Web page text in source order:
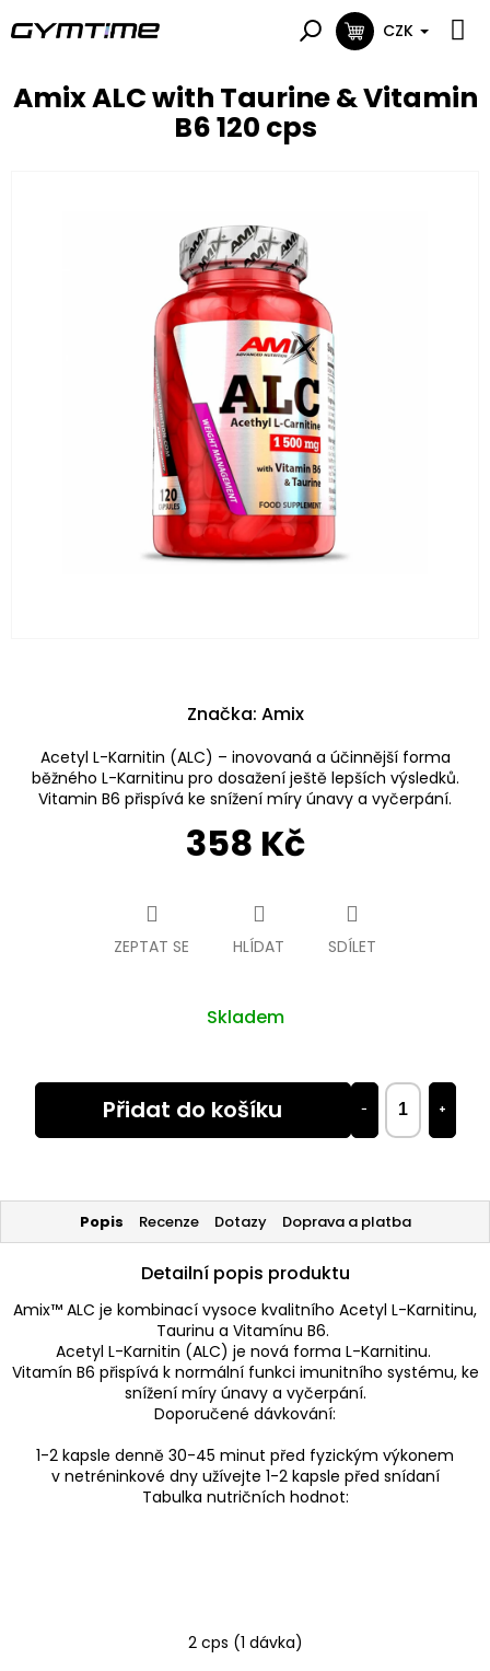
na
NÁKUPNÍ
CZK
Amix ALC with Taurine & Vitamin
B6 120 cps
358 Kč
Skladem
+
−
Přidat do košíku
Acetyl L-Karnitin (ALC) – inovovaná a účinnější forma
běžného L-Karnitinu pro dosažení ještě lepších výsledků.
Vitamin B6 přispívá ke snížení míry únavy a vyčerpání.
ZEPTAT SE HLÍDAT SDÍLET
Značka: Amix
Popis Recenze Dotazy Doprava a platba
Detailní popis produktu
Amix™ ALC je kombinací vysoce kvalitního Acetyl L-Karnitinu,
Taurinu a Vitamínu B6.
Acetyl L-Karnitin (ALC) je nová forma L-Karnitinu.
Vitamín B6 přispívá k normální funkci imunitního systému, ke
snížení míry únavy a vyčerpání.
Doporučené dávkování:
1-2 kapsle denně 30-45 minut před fyzickým výkonem
v netréninkové dny užívejte 1-2 kapsle před snídaní
Tabulka nutričních hodnot:
2 cps (1 dávka)